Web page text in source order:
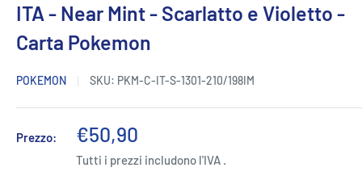
ITA - Near Mint - Scarlatto e Violetto -
Carta Pokemon
POKEMON SKU: PKM-C-IT-S-1301-210/198IM
Prezzo:
Prezzo
scontato
€50,90
Tutti i prezzi includono l'IVA .